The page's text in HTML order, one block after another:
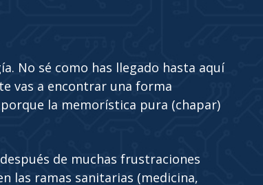
No sé como has llegado hasta aquí
vas a encontrar una forma
la memorística pura (chapar)
de muchas frustraciones
las ramas sanitarias (medicina,